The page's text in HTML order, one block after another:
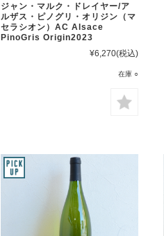
ジャン・マルク・ドレイヤー/ア
ルザス・ピノグリ・オリジン（マ
セラシオン）AC Alsace
PinoGris Origin2023
¥6,270(税込)
在庫 ○